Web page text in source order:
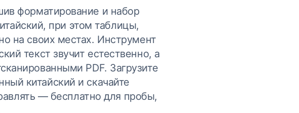
форматирование и набор
при этом таблицы,
на своих местах. Инструмент
текст звучит естественно, а
PDF. Загрузите
китайский и скачайте
— бесплатно для пробы,